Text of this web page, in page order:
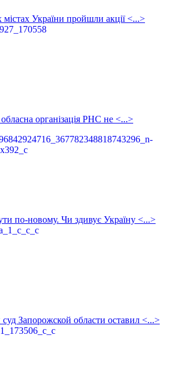
містах України пройшли акції <...>
організація РНС не <...>
по-новому. Чи здивує Україну <...>
Запорожской области оставил <...>